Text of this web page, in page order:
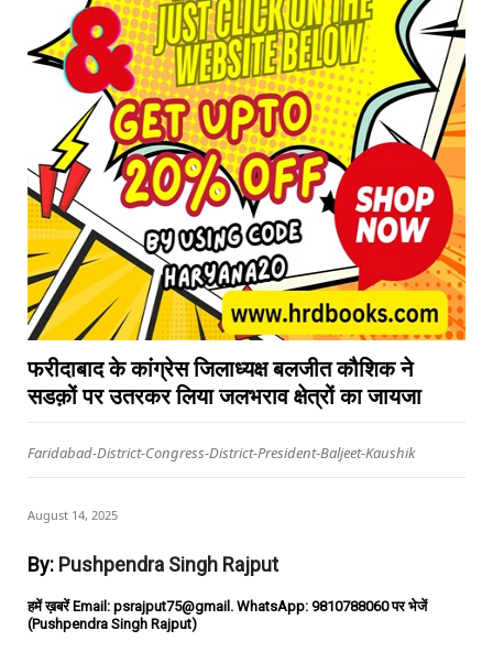
फरीदाबाद के कांग्रेस जिलाध्यक्ष बलजीत कौशिक ने
सडक़ों पर उतरकर लिया जलभराव क्षेत्रों का जायजा
Faridabad-District-Congress-District-President-Baljeet-Kaushik
August 14, 2025
By: Pushpendra Singh Rajput
हमें ख़बरें Email: psrajput75@gmail. WhatsApp: 9810788060 पर भेजें
(Pushpendra Singh Rajput)